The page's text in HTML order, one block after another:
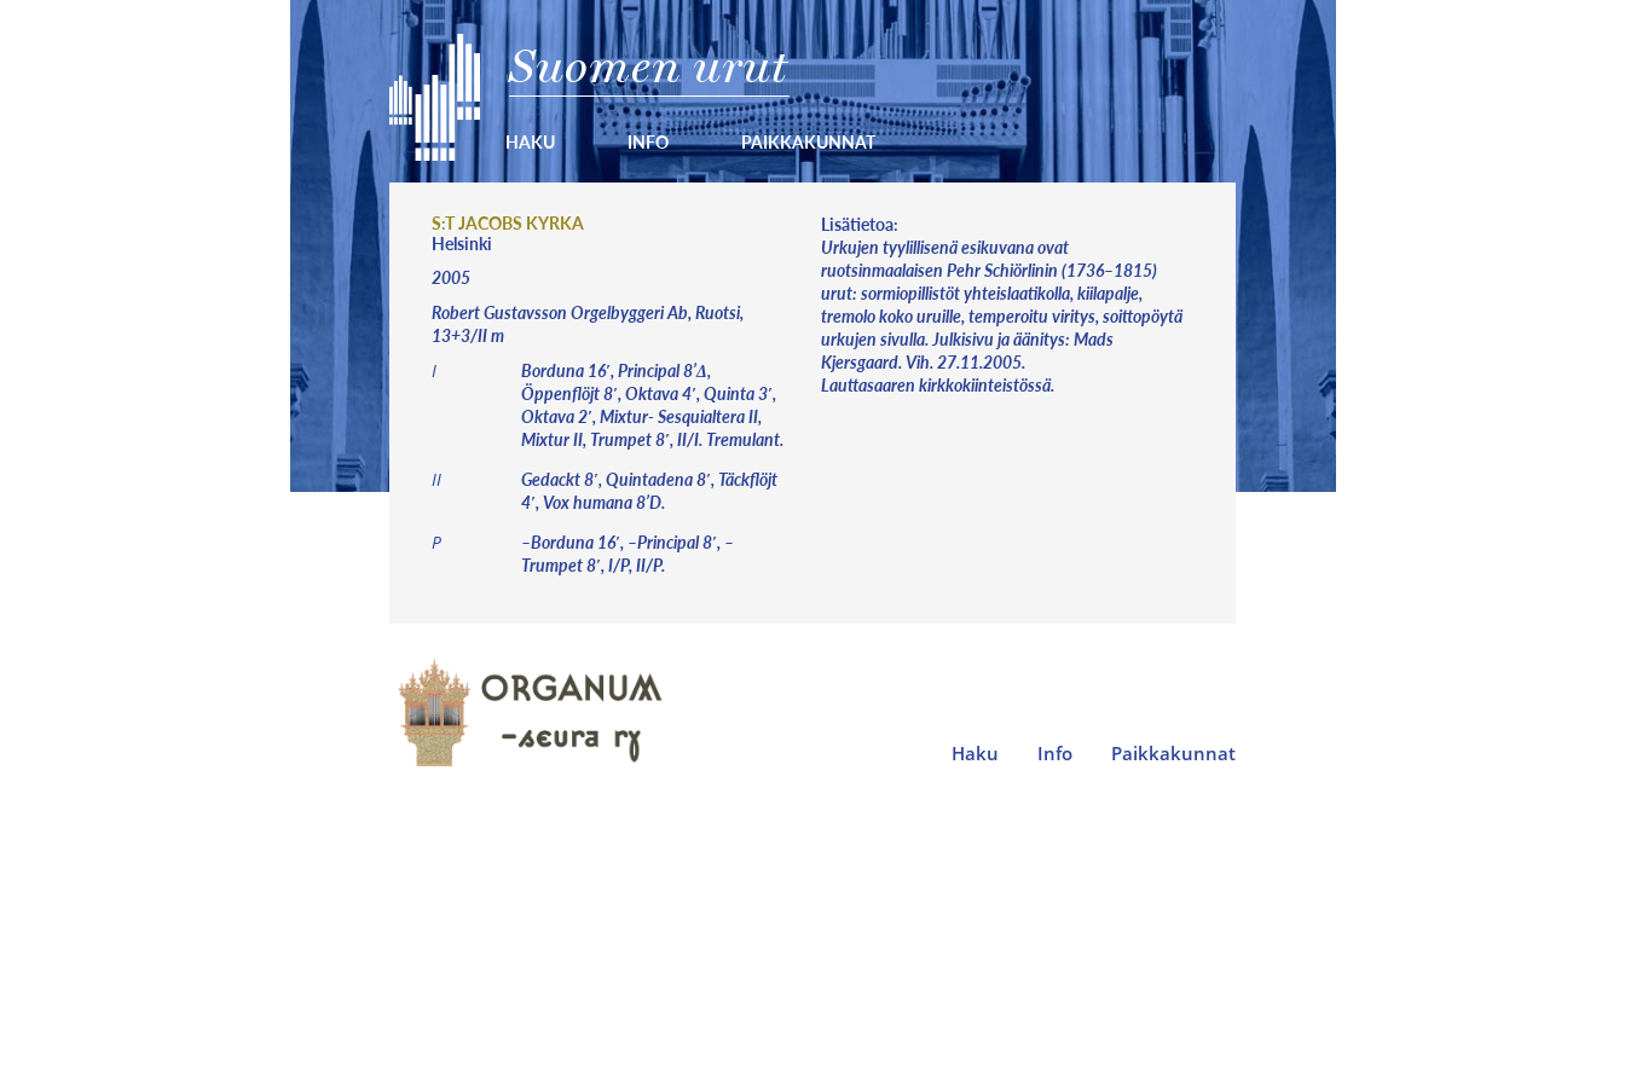
Suomen urut
HAKU INFO PAIKKAKUNNAT
S:T JACOBS KYRKA
Helsinki
2005
Robert Gustavsson Orgelbyggeri Ab, Ruotsi,
13+3/II m
I
Borduna 16′, Principal 8’Δ,
Öppenflöjt 8′, Oktava 4′, Quinta 3′,
Oktava 2′, Mixtur- Sesquialtera II,
Mixtur II, Trumpet 8′, II/I. Tremulant.
II
Gedackt 8′, Quintadena 8′, Täckflöjt
4′, Vox humana 8’D.
P
–Borduna 16′, –Principal 8′, –
Trumpet 8′, I/P, II/P.
Lisätietoa:
Urkujen tyylillisenä esikuvana ovat
ruotsinmaalaisen Pehr Schiörlinin (1736–1815)
urut: sormiopillistöt yhteislaatikolla, kiilapalje,
tremolo koko uruille, temperoitu viritys, soittopöytä
urkujen sivulla. Julkisivu ja äänitys: Mads
Kjersgaard. Vih. 27.11.2005.
Lauttasaaren kirkkokiinteistössä.
Haku Info Paikkakunnat